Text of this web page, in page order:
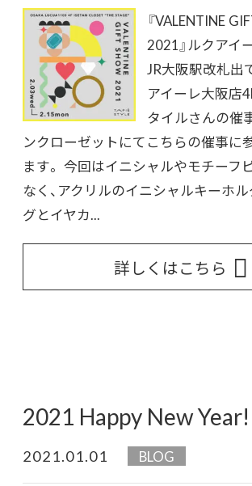
『VALENTINE
2021』ルクアイ
JR大阪駅改札出
アイーレ大阪
タイルさんの催
ンクローゼットにてこちらの催事に
ます。 今回はイニシャルやモチーフ
なく、アクリルのイニシャルキーホル
グとイヤカ...
詳しくはこちら
2021 Happy New Year!
2021.01.01 BLOG